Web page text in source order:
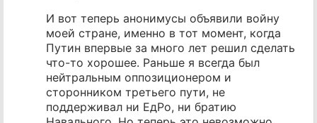
И вот теперь анонимусы объявили войну
моей стране, именно в тот момент, когда
Путин впервые за много лет решил сделать
что-то хорошее. Раньше я всегда был
нейтральным оппозиционером и
сторонником третьего пути, не
поддерживал ни ЕдРо, ни братию